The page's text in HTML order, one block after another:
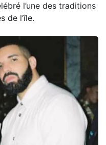
l’une des traditions
de l’île.